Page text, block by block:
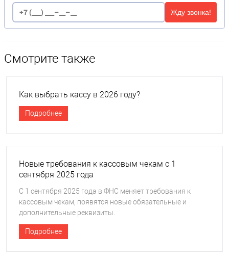
Жду звонка!
Смотрите также
Как выбрать кассу в 2026 году?
Подробнее
Новые требования к кассовым чекам с 1
сентября 2025 года
С 1 сентября 2025 года в ФНС меняет требования к
кассовым чекам, появятся новые обязательные и
дополнительные реквизиты.
Подробнее